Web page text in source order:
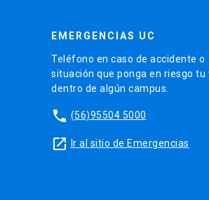
EMERGENCIAS UC
Teléfono en caso de accidente o
situación que ponga en riesgo tu
dentro de algún campus.
phone (56)95504 5000
launch Ir al sitio de Emergencias